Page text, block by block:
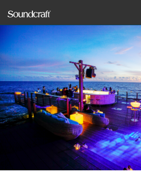
案例研究和新闻
哪里购买
培训